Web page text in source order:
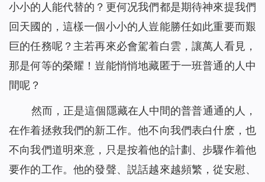
小小的人能代替的？更何况我們都是期待神來提我們
回天國的，這樣一個小小的人豈能勝任如此重要而艱
巨的任務呢？主若再來必會駕着白雲，讓萬人看見，
那是何等的榮耀！豈能悄悄地藏匿于一班普通的人中
間呢？
然而，正是這個隱藏在人中間的普普通通的人，
在作着拯救我們的新工作。他不向我們表白什麽，也
不向我們道明來意，只是按着他的計劃、步驟作着他
要作的工作。他的發聲、説話越來越頻繁，從安慰、